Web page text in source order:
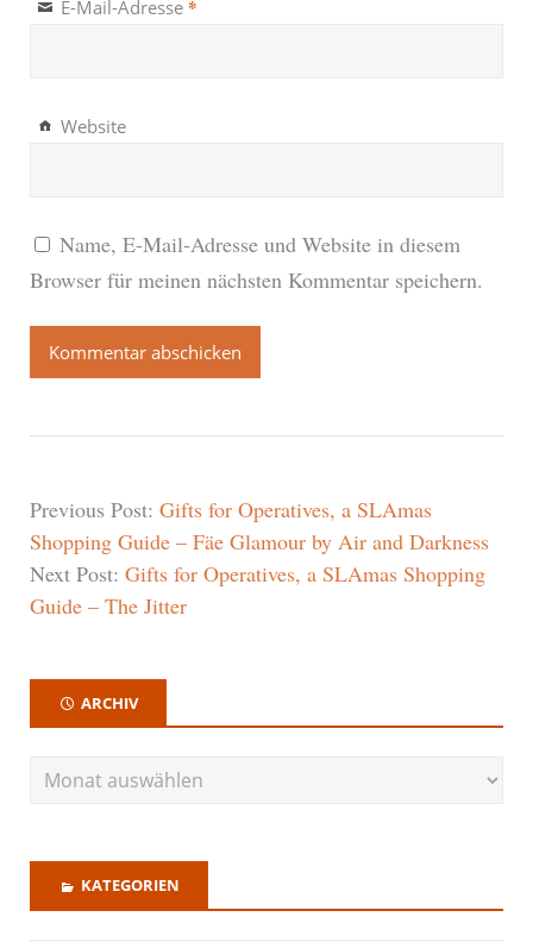
E-Mail-Adresse *
Website
Name, E-Mail-Adresse und Website in diesem
Browser für meinen nächsten Kommentar speichern.
Previous Post: Gifts for Operatives, a SLAmas
Shopping Guide – Fäe Glamour by Air and Darkness
Next Post: Gifts for Operatives, a SLAmas Shopping
Guide – The Jitter
ARCHIV
KATEGORIEN